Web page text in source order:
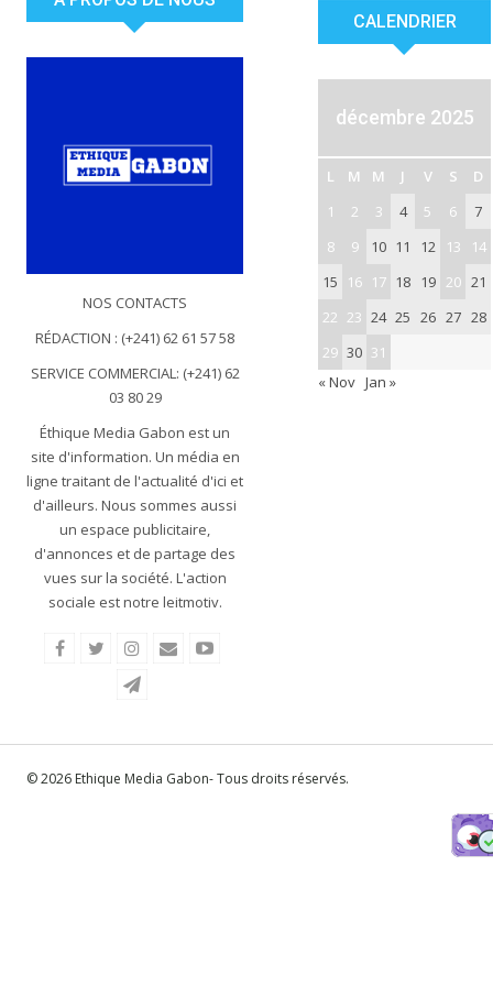
NOS CONTACTS
RÉDACTION : (+241) 62 61 57 58
SERVICE COMMERCIAL: (+241) 62
03 80 29
Éthique Media Gabon est un
site d'information. Un média en
ligne traitant de l'actualité d'ici et
d'ailleurs. Nous sommes aussi
un espace publicitaire,
d'annonces et de partage des
vues sur la société. L'action
sociale est notre leitmotiv.
CALENDRIER
décembre 2025
L M M J V S
D
1
2 3 4 5 6
7
8
9 10 11 12 13
14
15
16 17 18 19 20 21
22 23 24 25 26 27 28
29 30 31
« Nov Jan »
© 2026 Ethique Media Gabon- Tous droits réservés.